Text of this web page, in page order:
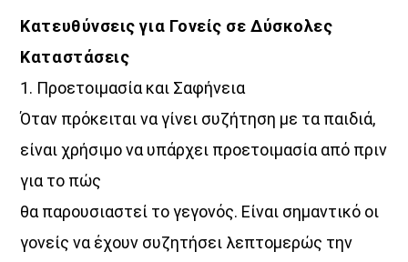
Κατευθύνσεις για Γονείς σε Δύσκολες
Καταστάσεις
1. Προετοιμασία και Σαφήνεια
Όταν πρόκειται να γίνει συζήτηση με τα παιδιά,
είναι χρήσιμο να υπάρχει προετοιμασία από πριν
για το πώς
θα παρουσιαστεί το γεγονός. Είναι σημαντικό οι
γονείς να έχουν συζητήσει λεπτομερώς την